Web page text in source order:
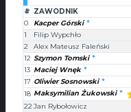
# ZAWODNIK
0
Kacper Górski
1
Filip Wypchło
2
Alex Mateusz Faleński
12 Szymon Tomski
13 Maciej Wnęk
17 Oliwier Sosnowski
18 Maksymilian Żukowski
22 Jan Rybołowicz